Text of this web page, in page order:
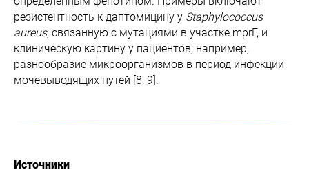
резистентность к даптомицину у Staphylococcus
aureus, связанную с мутациями в участке mprF, и
клиническую картину у пациентов, например,
разнообразие микроорганизмов в период инфекции
мочевыводящих путей [8, 9].
Источники